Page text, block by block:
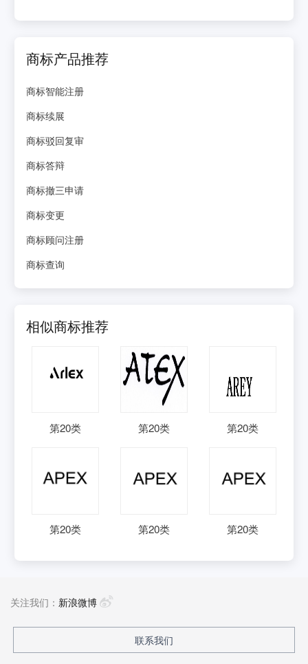
商标产品推荐
商标智能注册
商标续展
商标驳回复审
商标答辩
商标撤三申请
商标变更
商标顾问注册
商标查询
相似商标推荐
第20类 第20类 第20类
第20类 第20类 第20类